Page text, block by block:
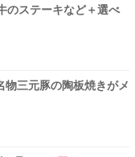
のステーキなど＋選べ
物三元豚の陶板焼きがメ